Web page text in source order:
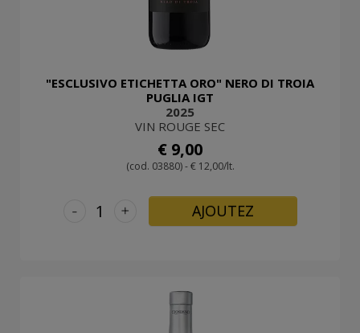
"ESCLUSIVO ETICHETTA ORO" NERO DI TROIA
PUGLIA IGT
2025
VIN ROUGE SEC
€ 9,00
(cod. 03880) - € 12,00/lt.
+
- AJOUTEZ